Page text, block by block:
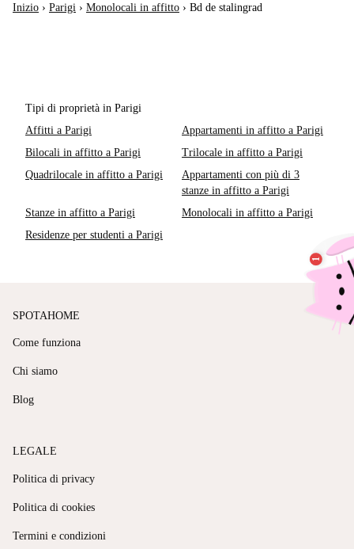
Inizio › Parigi › Monolocali in affitto › Bd de stalingrad
Tipi di proprietà in Parigi
Affitti a Parigi
Appartamenti in affitto a Parigi
Bilocali in affitto a Parigi
Trilocale in affitto a Parigi
Quadrilocale in affitto a Parigi
Appartamenti con più di 3
stanze in affitto a Parigi
Stanze in affitto a Parigi
Monolocali in affitto a Parigi
Residenze per studenti a Parigi
SPOTAHOME
Come funziona
Chi siamo
Blog
LEGALE
Politica di privacy
Politica di cookies
Termini e condizioni